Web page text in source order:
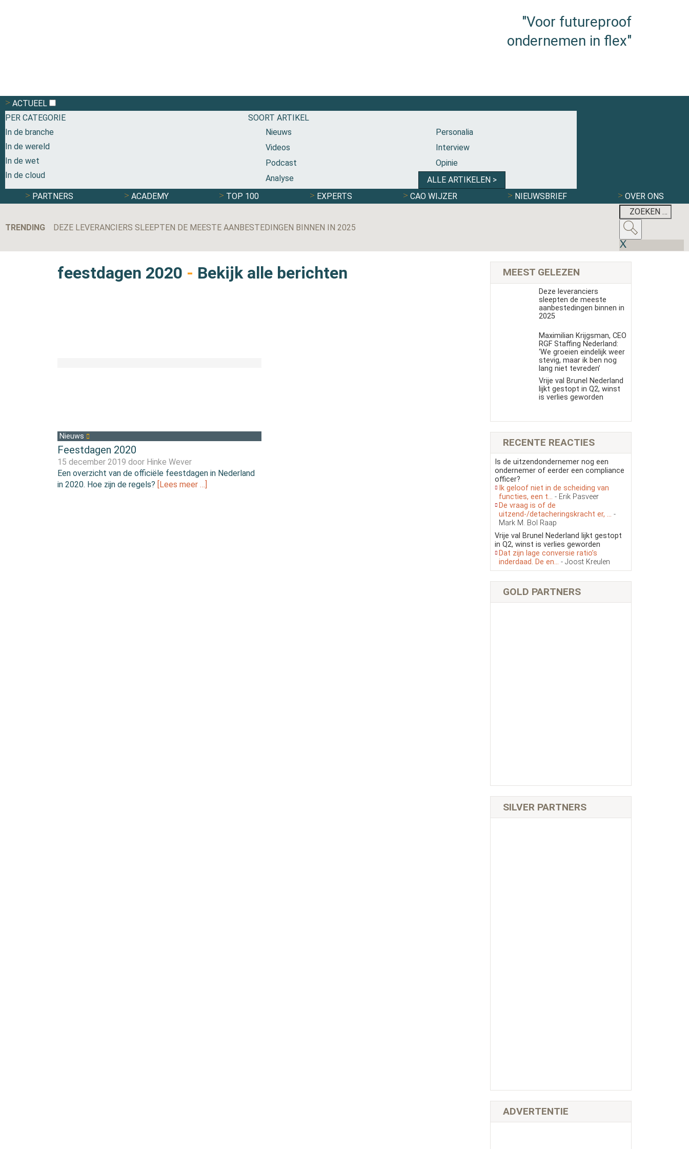
"Voor futureproof
ondernemen in flex"
ACTUEEL
PER CATEGORIE
In de branche
In de wereld
In de wet
In de cloud
SOORT ARTIKEL
Nieuws
Personalia
Videos
Interview
Podcast
Opinie
Analyse
ALLE ARTIKELEN >
PARTNERS
ACADEMY TOP 100 EXPERTS CAO WIJZER NIEUWSBRIEF OVER ONS
TRENDING DEZE LEVERANCIERS SLEEPTEN DE MEESTE AANBESTEDINGEN BINNEN IN 2025
feestdagen 2020 - Bekijk alle berichten
Nieuws
Feestdagen 2020
15 december 2019 door Hinke Wever
Een overzicht van de officiële feestdagen in Nederland
in 2020. Hoe zijn de regels? [Lees meer …]
MEEST GELEZEN
Deze leveranciers
sleepten de meeste
aanbestedingen binnen in
2025
Maximilian Krijgsman, CEO
RGF Staffing Nederland:
‘We groeien eindelijk weer
stevig, maar ik ben nog
lang niet tevreden’
Vrije val Brunel Nederland
lijkt gestopt in Q2, winst
is verlies geworden
RECENTE REACTIES
Is de uitzendondernemer nog een
ondernemer of eerder een compliance
officer?
Ik geloof niet in de scheiding van
functies, een t... - Erik Pasveer
De vraag is of de
uitzend-/detacheringskracht er, ... -
Mark M. Bol Raap
Vrije val Brunel Nederland lijkt gestopt
in Q2, winst is verlies geworden
Dat zijn lage conversie ratio’s
inderdaad. De en... - Joost Kreulen
GOLD PARTNERS
SILVER PARTNERS
ADVERTENTIE